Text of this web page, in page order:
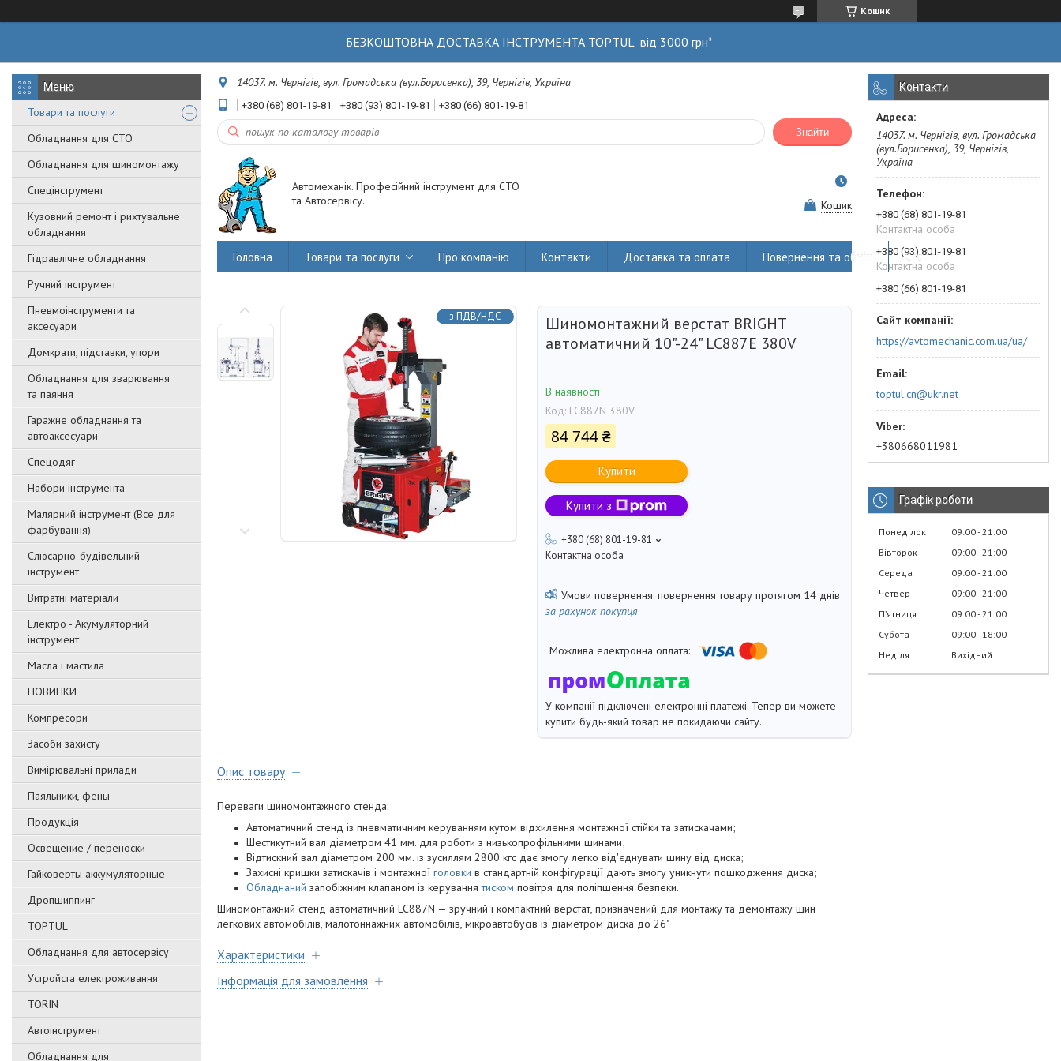
Кошик
БЕЗКОШТОВНА ДОСТАВКА ІНСТРУМЕНТА TOPTUL від 3000 грн*
Товари та послуги
Обладнання для СТО
Обладнання для шиномонтажу
Спецінструмент
Кузовний ремонт і рихтувальне
обладнання
Гідравлічне обладнання
Ручний інструмент
Пневмоінструменти та
аксесуари
Домкрати, підставки, упори
Обладнання для зварювання
та паяння
Гаражне обладнання та
автоаксесуари
Спецодяг
Набори інструмента
Малярний інструмент (Все для
фарбування)
Слюсарно-будівельний
інструмент
Витратні матеріали
Електро - Акумуляторний
інструмент
Масла і мастила
НОВИНКИ
Компресори
Засоби захисту
Вимірювальні прилади
Паяльники, фены
Продукція
Освещение / переноски
Гайковерты аккумуляторные
Дропшиппинг
TOPTUL
Обладнання для автосервісу
Уcтpoйстa елeктpoживання
TORIN
Автоінструмент
Обладнання для
14037. м. Чернігів, вул. Громадська (вул.Борисенка), 39, Чернігів, Україна
+380 (68) 801-19-81 +380 (93) 801-19-81 +380 (66) 801-19-81
Знайти
Автомеханік. Професійний інструмент для СТО
та Автосервісу.
Кошик
Головна Товари та послуги Про компанію Контакти Доставка та оплата Повернення та обмін Статті
з ПДВ/НДС
Шиномонтажний верстат BRIGHT
автоматичний 10"-24" LC887E 380V
В наявності
Код: LC887N 380V
84 744 ₴
Купити
Купити з
+380 (68) 801-19-81
Контактна особа
повернення товару протягом 14 днів
за рахунок покупця
У компанії підключені електронні платежі. Тепер ви можете
купити будь-який товар не покидаючи сайту.
Опис товару
Переваги шиномонтажного стенда:
Автоматичний стенд із пневматичним керуванням кутом відхилення монтажної стійки та затискачами;
Шестикутний вал діаметром 41 мм. для роботи з низькопрофільними шинами;
Відтискний вал діаметром 200 мм. із зусиллям 2800 кгс дає змогу легко від'єднувати шину від диска;
Захисні кришки затискачів і монтажної головки в стандартній конфігурації дають змогу уникнути пошкодження диска;
Обладнаний запобіжним клапаном із керуваннятиском повітря для поліпшення безпеки.
Шиномонтажний стенд автоматичний LC887N — зручний і компактний верстат, призначений для монтажу та демонтажу шин
легкових автомобілів, малотоннажних автомобілів, мікроавтобусів із діаметром диска до 26"
Характеристики
Інформація для замовлення
Контакти
14037. м. Чернігів, вул. Громадська
(вул.Борисенка), 39, Чернігів,
Україна
+380 (68) 801-19-81
Контактна особа
+380 (93) 801-19-81
Контактна особа
+380 (66) 801-19-81
https://avtomechanic.com.ua/ua/
toptul.cn@ukr.net
+380668011981
Графік роботи
Понеділок 09:00 21:00
Вівторок
09:00 21:00
Середа
09:00 21:00
Четвер
09:00 21:00
Пʼятниця
09:00 21:00
Субота
09:00 18:00
Неділя
Вихідний